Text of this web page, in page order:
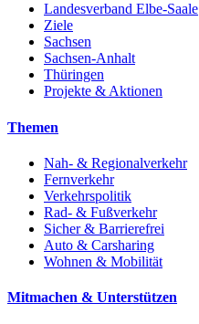
Landesverband Elbe-Saale
Ziele
Sachsen
Sachsen-Anhalt
Thüringen
Projekte & Aktionen
Themen
Nah- & Regionalverkehr
Fernverkehr
Verkehrspolitik
Rad- & Fußverkehr
Sicher & Barrierefrei
Auto & Carsharing
Wohnen & Mobilität
Mitmachen & Unterstützen